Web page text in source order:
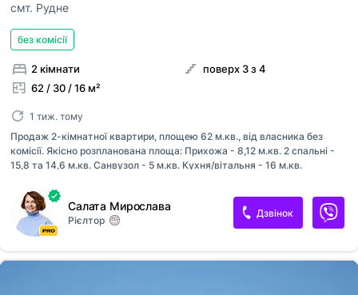
смт. Рудне
без комісії
2 кімнати
62 / 30 / 16 м²
поверх 3 з 4
1 тиж. тому
Продаж 2-кімнатної квартири, площею 62 м.кв., від власника без
комісії. Якісно розпланована площа: Прихожа - 8,12 м.кв. 2 спальні -
15,8 та 14,6 м.кв. Санвузол - 5 м.кв. Кухня/вітальня - 16 м.кв.
й цикл, всі комунікації, індивідуальне газове опалення, двоконтурний
котел, лічильники. Малоповерхова забудова клубного формату. Є
ліфт. Перший поверх комерційний, що забезпечує всю необхідну
інфраструктуру в межах будинку. Великий паркінг - гостьові та
приватні паркомісця (при купівлі квартири - знижка на купівлю
Салата Мирослава
Рієлтор
Дзвінок